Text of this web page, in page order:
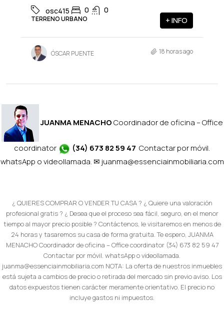
osc415 0 0
TERRENO URBANO + INFO
ÓSCAR PUENTE 18 horas ago
JUANMA MENACHOCoordinador de oficina – Office
coordinator (34) 673 82 59 47 Contactar por móvil.
whatsApp o videollamada. ✉ juanma@essenciainmobiliaria.com
¿ QUIERES COMPRAR O VENDER TU CASA ? ¿ Quiere una valoración
profesional gratis ? ¿ Desea que el proceso sea fácil, seguro, en el menor
tiempo al mayor precio posible ? Contáctenos, le visitaremos en menos de
24 horas y tasaremos su casa de forma gratuita. Te espero, JUANMA
MENACHO Coordinador de oficina – Office coordinator (34) 673 82 59 47
Contactar por móvil. whatsApp o videollamada.
juanma@essenciainmobiliaria.com NOTA: La oferta de nuestros inmuebles
está sujeta a cambios de precio o retirada del mercado sin previo aviso. Los
datos expuestos tienen carácter meramente orientativo. El precio no
incluye gastos ni impuestos.